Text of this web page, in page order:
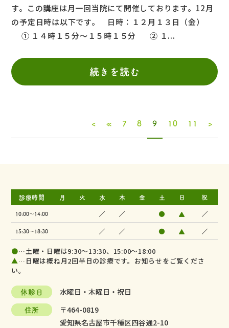
す。この講座は月一回当院にて開催しております。12月
の予定日時は以下です。 日時：１２月１３日（金）
① １４時１５分～１５時１５分 ② １...
続きを読む
< « 7 8 9 10 11 >
診療時間 月 火 水 木 金 土 日 祝
10:00～14:00 ／ ／ ● ▲ ／
15:30～18:30 ／ ／ ● ▲ ／
●…土曜・日曜は9:30～13:30、15:00～18:00
▲…日曜は概ね月2回半日の診療です。お知らせをご覧くださ
い。
休診日
水曜日・木曜日・祝日
住所
〒464-0819
愛知県名古屋市千種区四谷通2-10